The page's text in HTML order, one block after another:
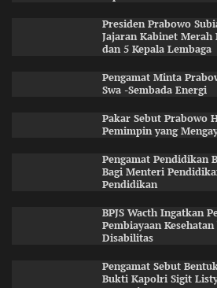
Presiden Prabowo
Jajaran Kabinet
dan 5 Kepala Lembaga
Pengamat Minta
Swa -Sembada Energi
Pakar Sebut Prabowo
Pemimpin yang
Pengamat Pendidikan
Bagi Menteri
Pendidikan
BPJS Wacth Ingatkan
Pembiayaan
Disabilitas
Pengamat Sebut
Bukti Kapolri Sigit